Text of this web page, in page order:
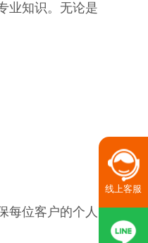
业知识。无论是
每位客户的个人
线上客服